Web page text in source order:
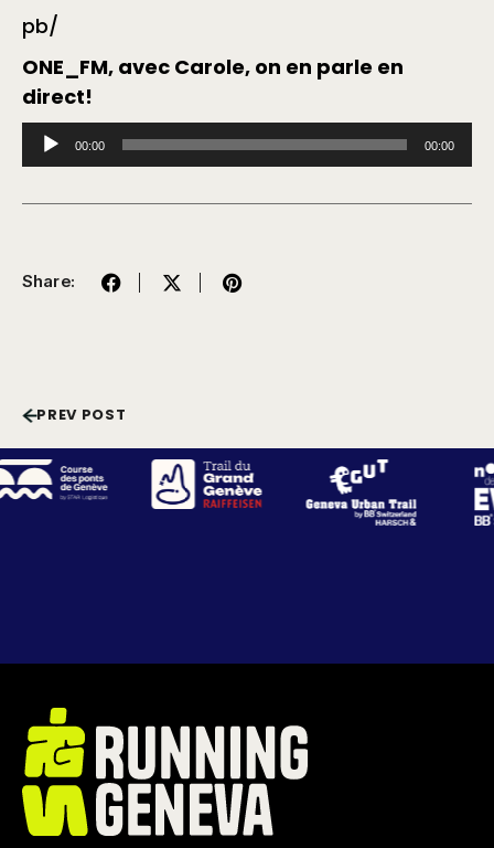
pb/
ONE_FM, avec Carole, on en parle en
direct!
Lecteur
audio
00:00 00:00
Share:
PREV POST